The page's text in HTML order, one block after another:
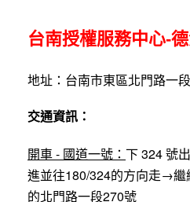
台南授權服務中心-
地址：台南市東區北門路一
交通資訊：
開車 - 國道一號： 下 324 號
進並往180/324的方向走→繼
的北門路一段270號